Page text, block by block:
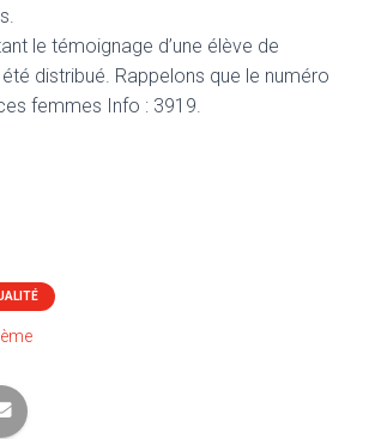
le témoignage d’une élève de
été distribué. Rappelons que le numéro
femmes Info : 3919.